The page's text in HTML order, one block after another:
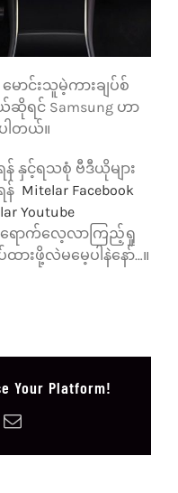
ာင်းသူမဲ့ကားချပ်စ်
ဆိုရင် Samsung ဟာ
ပါတယ်။
န် နှင့်ရသစုံ ဗီဒီယိုများ
Mitelar Facebook
Youtube
ောက်လေ့လာကြည့်ရှု
ားဖို့လဲမမေ့ပါနဲနော်…။
Your Platform!
Email